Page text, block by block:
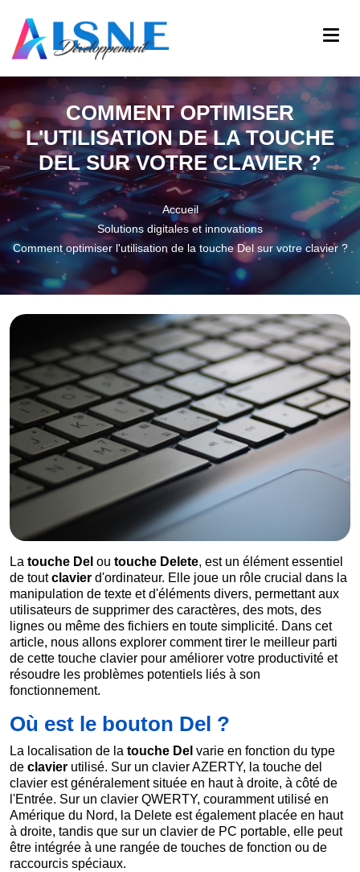
COMMENT OPTIMISER
L'UTILISATION DE LA TOUCHE
DEL SUR VOTRE CLAVIER ?
Accueil
Solutions digitales et innovations
Comment optimiser l'utilisation de la touche Del sur votre clavier ?
La touche Del ou touche Delete, est un élément essentiel
de toutclavier d'ordinateur. Elle joue un rôle crucial dans la
manipulation de texte et d'éléments divers, permettant aux
utilisateurs de supprimer des caractères, des mots, des
lignes ou même des fichiers en toute simplicité. Dans cet
article, nous allons explorer comment tirer le meilleur parti
de cette touche clavier pour améliorer votre productivité et
résoudre les problèmes potentiels liés à son
fonctionnement.
Où est le bouton Del ?
La localisation de la touche Del varie en fonction du type
de clavier utilisé. Sur un clavier AZERTY, la touche del
clavier est généralement située en haut à droite, à côté de
l'Entrée. Sur un clavier QWERTY, couramment utilisé en
Amérique du Nord, la Delete est également placée en haut
à droite, tandis que sur un clavier de PC portable, elle peut
être intégrée à une rangée de touches de fonction ou de
raccourcis spéciaux.